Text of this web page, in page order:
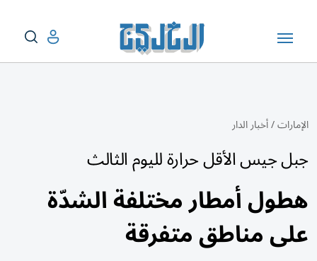
الإمارات/أخبار الدار
جبل جيس الأقل حرارة لليوم الثالث
هطول أمطار مختلفة الشدّة
على مناطق متفرقة